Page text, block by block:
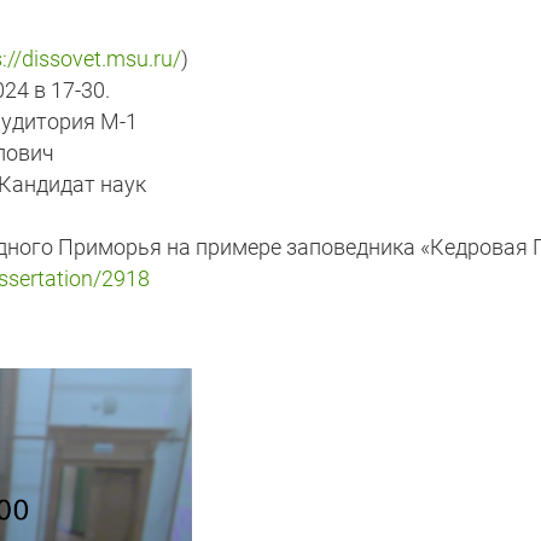
dissovet.msu.ru/)
в 17-30.
М-1
наук
Приморья на примере заповедника «Кедровая
2918